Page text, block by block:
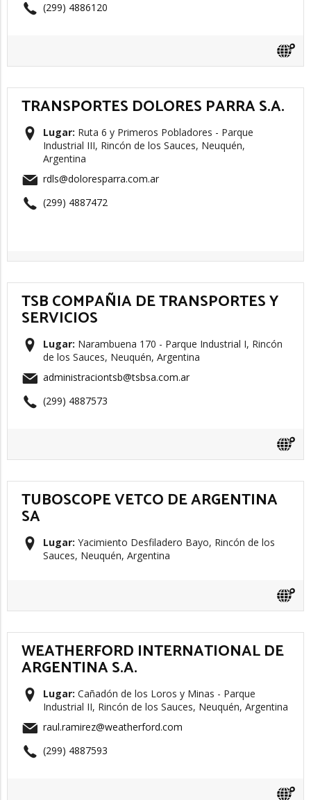
(299) 4886120
TRANSPORTES DOLORES PARRA S.A.
Lugar: Ruta 6 y Primeros Pobladores - Parque
Industrial III, Rincón de los Sauces, Neuquén,
Argentina
rdls@doloresparra.com.ar
(299) 4887472
TSB COMPAÑIA DE TRANSPORTES Y
SERVICIOS
Lugar: Narambuena 170 - Parque Industrial I, Rincón
de los Sauces, Neuquén, Argentina
administraciontsb@tsbsa.com.ar
(299) 4887573
TUBOSCOPE VETCO DE ARGENTINA
SA
Lugar: Yacimiento Desfiladero Bayo, Rincón de los
Sauces, Neuquén, Argentina
WEATHERFORD INTERNATIONAL DE
ARGENTINA S.A.
Lugar: Cañadón de los Loros y Minas - Parque
Industrial II, Rincón de los Sauces, Neuquén, Argentina
raul.ramirez@weatherford.com
(299) 4887593